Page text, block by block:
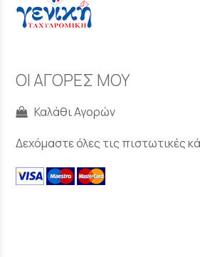
ΟΙ ΑΓΟΡΕΣ ΜΟΥ
Καλάθι Αγορών
Δεχόμαστε όλες τις πιστωτικές